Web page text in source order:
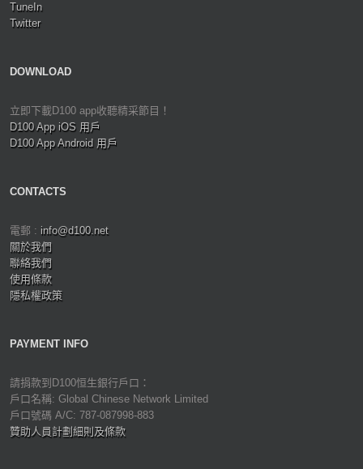
TuneIn
Twitter
DOWNLOAD
立即下載D100 app收聽精采節目！
D100 App iOS 用戶
D100 App Android 用戶
CONTACTS
電郵 : info@d100.net
關於我們
聯絡我們
使用條款
隱私權政策
PAYMENT INFO
請捐款到D100恒生銀行戶口：
戶口名稱: Global Chinese Network Limited
戶口號碼 A/C: 787-087998-883
贊助人員計劃細則及條款